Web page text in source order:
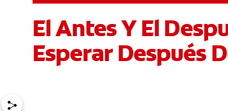
PARA PROFESIONALES CUPONES DONDE COMPRAR
El Antes Y El
Esperar Después